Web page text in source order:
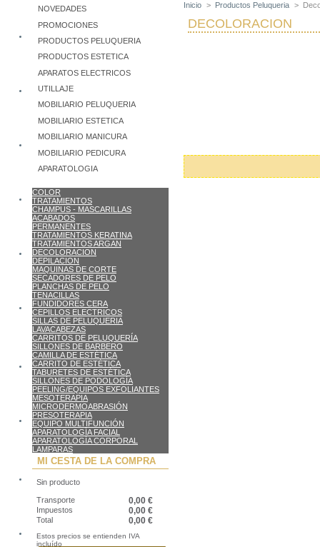
NOVEDADES
PROMOCIONES
PRODUCTOS PELUQUERIA
PRODUCTOS ESTETICA
APARATOS ELECTRICOS
UTILLAJE
MOBILIARIO PELUQUERIA
MOBILIARIO ESTETICA
MOBILIARIO MANICURA
MOBILIARIO PEDICURA
APARATOLOGIA
COLOR
TRATAMIENTOS
CHAMPUS - MASCARILLAS
ACABADOS
PERMANENTES
TRATAMIENTOS KERATINA
TRATAMIENTOS ARGAN
DECOLORACION
DEPILACION
MAQUINAS DE CORTE
SECADORES DE PELO
PLANCHAS DE PELO
TENACILLAS
FUNDIDORES CERA
CEPILLOS ELECTRICOS
SILLAS DE PELUQUERIA
LAVACABEZAS
CARRITOS DE PELUQUERÍA
SILLONES DE BARBERO
CAMILLA DE ESTÉTICA
CARRITO DE ESTÉTICA
TABURETES DE ESTÉTICA
SILLONES DE PODOLOGÍA
PEELING/EQUIPOS EXFOLIANTES
MESOTERAPIA
MICRODERMOABRASIÓN
PRESOTERAPIA
EQUIPO MULTIFUNCIÓN
APARATOLOGÍA FACIAL
APARATOLOGÍA CORPORAL
LAMPARAS
MI CESTA DE LA COMPRA
Sin producto
Transporte 0,00 €
Impuestos 0,00 €
Total 0,00 €
Estos precios se entienden IVA
incluído
Inicio > Productos Peluqueria >
DECOLORACION